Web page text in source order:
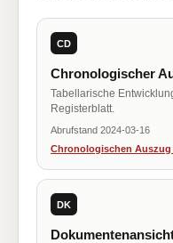
CD
Chronologischer
Tabellarische
Registerblatt.
Abrufstand 2024-03-16
Chronologischen Auszug
DK